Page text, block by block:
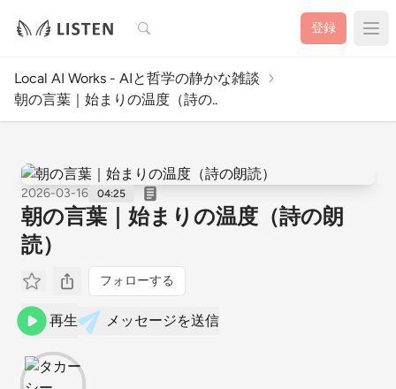
検索 登録
Local AI Works - AIと哲学の静かな雑談
朝の言葉｜始まりの温度（詩の..
2026-03-16 04:25
朝の言葉｜始まりの温度（詩の朗
読）
フォローする
再生 メッセージを送信